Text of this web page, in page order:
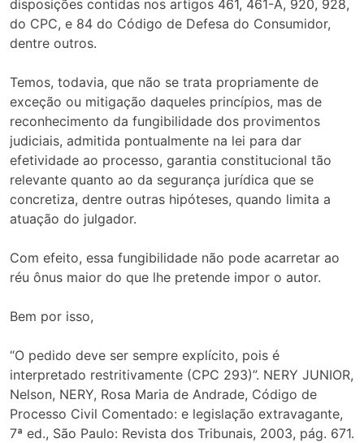
disposições contidas nos artigos 461, 461-A, 920, 928,
do CPC, e 84 do Código de Defesa do Consumidor,
dentre outros.
Temos, todavia, que não se trata propriamente de
exceção ou mitigação daqueles princípios, mas de
reconhecimento da fungibilidade dos provimentos
judiciais, admitida pontualmente na lei para dar
efetividade ao processo, garantia constitucional tão
relevante quanto ao da segurança jurídica que se
concretiza, dentre outras hipóteses, quando limita a
atuação do julgador.
Com efeito, essa fungibilidade não pode acarretar ao
réu ônus maior do que lhe pretende impor o autor.
Bem por isso,
“O pedido deve ser sempre explícito, pois é
interpretado restritivamente (CPC 293)”. NERY JUNIOR,
Nelson, NERY, Rosa Maria de Andrade, Código de
Processo Civil Comentado: e legislação extravagante,
7ª ed., São Paulo: Revista dos Tribunais, 2003, pág. 671.